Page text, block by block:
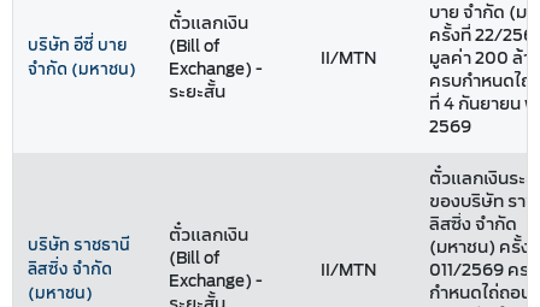
บริษัท อีซี่ บาย
จำกัด (มหาชน)
ตั๋วแลกเงิน
(Bill of
Exchange) -
ระยะสั้น
II/MTN
บาย จำกัด (ม
ครั้งที่ 22/
มูลค่า 200 ล้า
ครบกำหนดไถ่
ที่ 4 กันยายน
2569
บริษัท ราชธานี
ลิสซิ่ง จำกัด
(มหาชน)
ตั๋วแลกเงิน
(Bill of
Exchange) -
II/MTN
ตั๋วแลกเงินระ
ของบริษัท รา
ลิสซิ่ง จำกัด
(มหาชน) ครั้งที่
011/2569 ครบ
กำหนดไถ่ถอน